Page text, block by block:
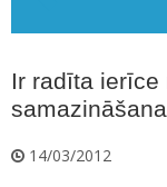
Ir radīta
14/03/2012